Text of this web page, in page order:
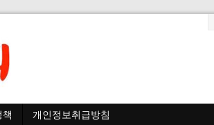
개인정보취급방침